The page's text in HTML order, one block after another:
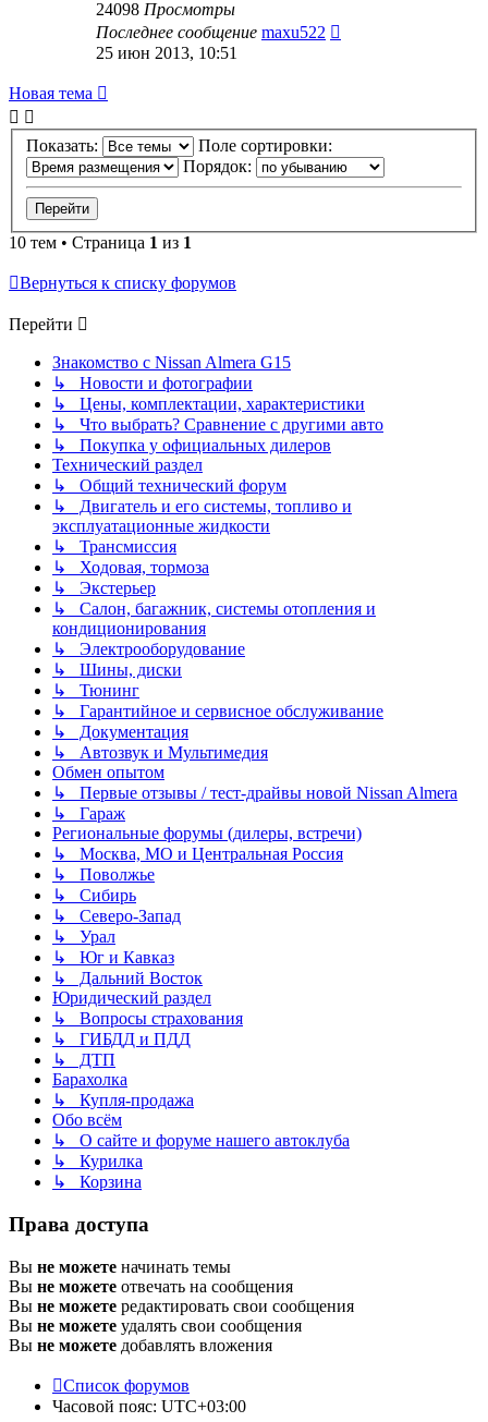
24098 Просмотры
Последнее сообщение maxu522
25 июн 2013, 10:51
Новая тема
Показать:
Поле сортировки:
Порядок:
10 тем • Страница 1 из 1
Вернуться к списку форумов
Перейти
Знакомство с Nissan Almera G15
↳ Новости и фотографии
↳ Цены, комплектации, характеристики
↳ Что выбрать? Сравнение с другими авто
↳ Покупка у официальных дилеров
Технический раздел
↳ Общий технический форум
↳ Двигатель и его системы, топливо и
эксплуатационные жидкости
↳ Трансмиссия
↳ Ходовая, тормоза
↳ Экстерьер
↳ Салон, багажник, системы отопления и
кондиционирования
↳ Электрооборудование
↳ Шины, диски
↳ Тюнинг
↳ Гарантийное и сервисное обслуживание
↳ Документация
↳ Автозвук и Мультимедия
Обмен опытом
↳ Первые отзывы / тест-драйвы новой Nissan Almera
↳ Гараж
Региональные форумы (дилеры, встречи)
↳ Москва, МО и Центральная Россия
↳ Поволжье
↳ Сибирь
↳ Северо-Запад
↳ Урал
↳ Юг и Кавказ
↳ Дальний Восток
Юридический раздел
↳ Вопросы страхования
↳ ГИБДД и ПДД
↳ ДТП
Барахолка
↳ Купля-продажа
Обо всём
↳ О сайте и форуме нашего автоклуба
↳ Курилка
↳ Корзина
Права доступа
Вы не можете начинать темы
Вы не можете отвечать на сообщения
Вы не можете редактировать свои сообщения
Вы не можете удалять свои сообщения
Вы не можете добавлять вложения
Список форумов
Часовой пояс: UTC+03:00